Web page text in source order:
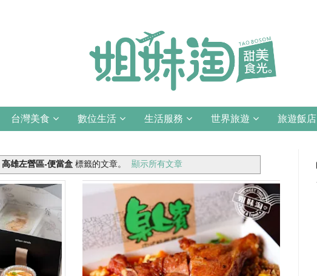
台灣美食 數位生活 生活服務 世界旅遊 旅遊飯店
高雄左營區-便當盒標籤的文章。 顯示所有文章